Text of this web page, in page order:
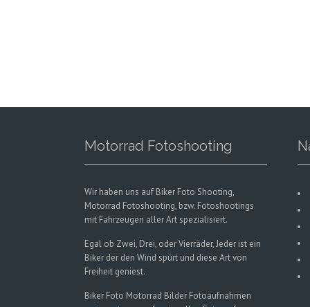
Motorrad Fotoshooting
Wir haben uns auf Biker Foto Shooting,
Motorrad Fotoshooting, bzw. Fotoshootings
mit Fahrzeugen aller Art spezialisiert.
Egal ob Zwei, Drei, oder Vierräder, Jeder ist ein
Biker der den Wind spürt und diese Art von
Freiheit geniest.
Biker Foto Motorrad Bilder Fotoaufnahmen